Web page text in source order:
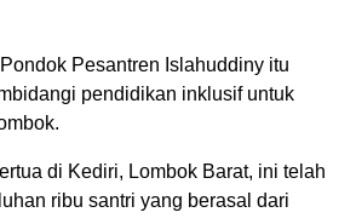
Pesantren Islahuddiny itu
pendidikan inklusif untuk
di Kediri, Lombok Barat, ini telah
ribu santri yang berasal dari